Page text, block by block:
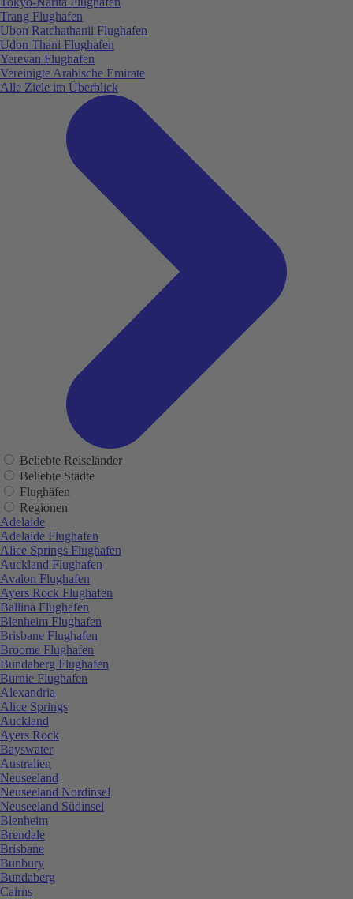
Trang Flughafen
Ubon Ratchathanii Flughafen
Udon Thani Flughafen
Yerevan Flughafen
Vereinigte Arabische Emirate
Alle Ziele im Überblick
Beliebte Reiseländer
Beliebte Städte
Flughäfen
Regionen
Adelaide
Adelaide Flughafen
Alice Springs Flughafen
Auckland Flughafen
Avalon Flughafen
Ayers Rock Flughafen
Ballina Flughafen
Blenheim Flughafen
Brisbane Flughafen
Broome Flughafen
Bundaberg Flughafen
Burnie Flughafen
Alexandria
Alice Springs
Auckland
Ayers Rock
Bayswater
Australien
Neuseeland
Neuseeland Nordinsel
Neuseeland Südinsel
Blenheim
Brendale
Brisbane
Bunbury
Bundaberg
Cairns